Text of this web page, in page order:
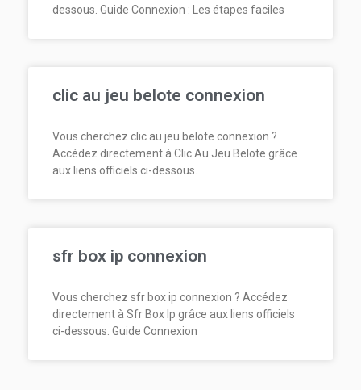
dessous. Guide Connexion : Les étapes faciles
clic au jeu belote connexion
Vous cherchez clic au jeu belote connexion ?
Accédez directement à Clic Au Jeu Belote grâce
aux liens officiels ci-dessous.
sfr box ip connexion
Vous cherchez sfr box ip connexion ? Accédez
directement à Sfr Box Ip grâce aux liens officiels
ci-dessous. Guide Connexion